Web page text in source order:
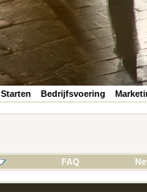
Starten Bedrijfsvoering
FAQ